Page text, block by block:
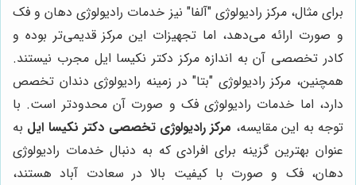
برای مثال، مرکز رادیولوژی "آلفا" نیز خدمات رادیولوژی دهان و فک
و صورت ارائه می‌دهد، اما تجهیزات این مرکز قدیمی‌تر بوده و
کادر تخصصی آن به اندازه مرکز دکتر نکیسا ایل مجرب نیستند.
همچنین، مرکز رادیولوژی "بتا" در زمینه رادیولوژی دندان تخصص
دارد، اما خدمات رادیولوژی فک و صورت آن محدودتر است. با
توجه به این مقایسه، مرکز رادیولوژی تخصصی دکتر نکیسا ایل به
عنوان بهترین گزینه برای افرادی که به دنبال خدمات رادیولوژی
دهان، فک و صورت با کیفیت بالا در سعادت آباد هستند،